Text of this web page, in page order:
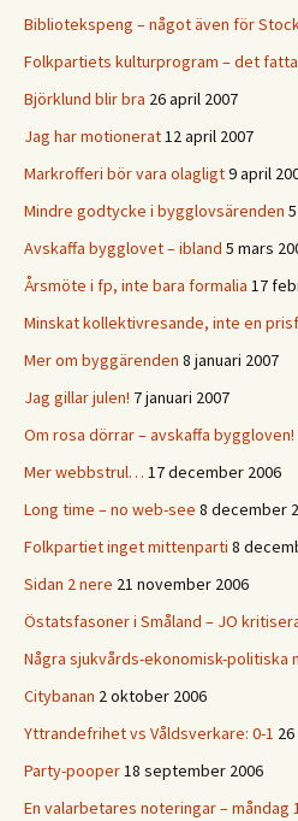
Bibliotekspeng – något även för
Folkpartiets kulturprogram – det
Björklund blir bra 26 april 2007
Jag har motionerat12 april 2007
Markrofferi bör vara olagligt9 april
Mindre godtycke i bygglovsärenden
Avskaffa bygglovet – ibland 5 mars
Årsmöte i fp, inte bara formalia 17
Minskat kollektivresande, inte en
Mer om byggärenden 8 januari 2007
Jag gillar julen! 7 januari 2007
Om rosa dörrar – avskaffa byggloven!
Mer webbstrul… 17 december 2006
Long time – no web-see 8 december
Folkpartiet inget mittenparti 8
Sidan 2 nere 21 november 2006
Östatsfasoner i Småland – JO
Några sjukvårds-ekonomisk-politiska
Citybanan 2 oktober 2006
Yttrandefrihet vs Våldsverkare: 0-1
Party-pooper18 september 2006
En valarbetares noteringar – måndag